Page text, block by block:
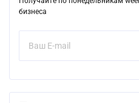
бизнеса